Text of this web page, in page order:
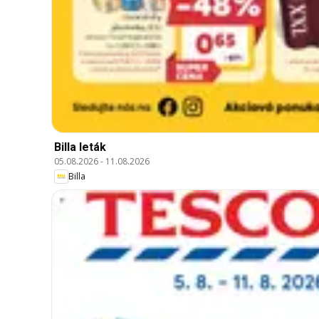
Billa leták
05.08.2026- 11.08.2026
Billa